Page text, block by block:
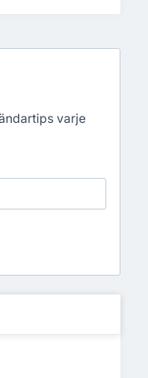
varje